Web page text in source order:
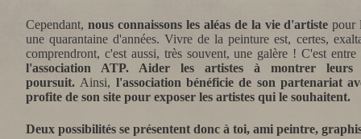
Cependant, nous connaissons les aléas de la vie d'artiste pour
une quarantaine d'années. Vivre de la peinture est, certes,
comprendront, c'est aussi, très souvent, une galère ! C'est
l'association ATP. Aider les artistes à montrer
poursuit. Ainsi, l'association bénéficie de son partenariat
profite de son site pour exposer les artistes qui le souhaitent.
Deux possibilités se présentent donc à toi, ami peintre,